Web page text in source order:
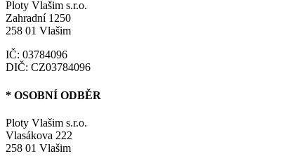
Ploty Vlašim s.r.o.
Zahradní 1250
258 01 Vlašim
IČ: 03784096
DIČ: CZ03784096
* OSOBNÍ ODBĚR
Ploty Vlašim s.r.o.
Vlasákova 222
258 01 Vlašim